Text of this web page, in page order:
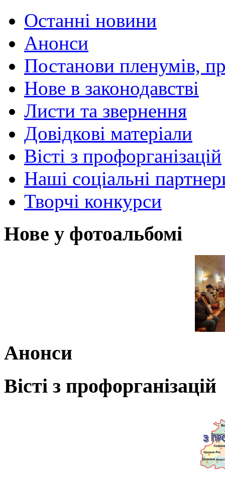
Останні новини
Анонси
Постанови пленумів,
Нове в законодавстві
Листи та звернення
Довідкові матеріали
Вісті з профорганізацій
Наші соціальні
Творчі конкурси
Нове у фотоальбомі
Анонси
Вісті з профорганізацій